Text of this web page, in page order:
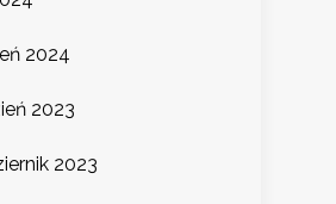
2024
2023
2023